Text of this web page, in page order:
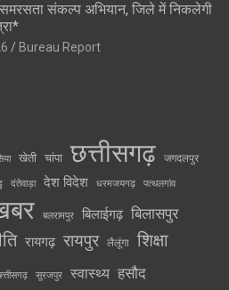
समरसता संकल्प अभियान, जिले में निकलेगी
Bureau Report
खेती चांपा छत्तीसगढ़ जगदलपुर
दंतेवाड़ा देश विदेश धरमजयगढ़ पत्थलगांव
बलरामपुर बिलाईगढ़ बिलासपुर
रायगढ़ रायपुर लैलूंगा शिक्षा
सूरजपुर स्वास्थ्य हसौद